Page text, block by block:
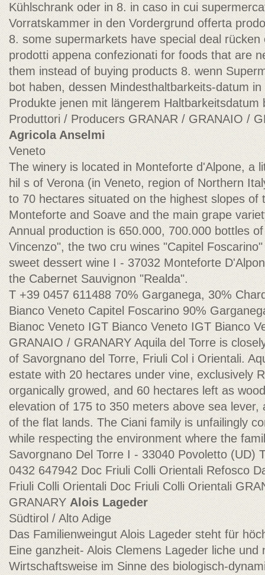
Kühlschrank oder in 8. in caso in cui
Vorratskammer in den Vordergrund offerta
8. some supermarkets have special deal
prodotti appena confezionati for foods that are
them instead of buying products 8. wenn
bot haben, dessen Mindesthaltbarkeits-datum
Produkte jenen mit längerem Haltbarkeitsdatum
Produttori / Producers GRANAR / GRANAIO /
Agricola Anselmi
Veneto
The winery is located in Monteforte d'Alpone, a
hil s of Verona (in Veneto, region of Northern
to 70 hectares situated on the highest slopes of
Monteforte and Soave and the main grape
Annual production is 650.000, 700.000 bottles
Vincenzo", the two cru wines "Capitel
sweet dessert wine I - 37032 Monteforte
the Cabernet Sauvignon "Realda".
T +39 0457 611488 70% Garganega, 30%
Bianco Veneto Capitel Foscarino 90%
Bianoc Veneto IGT Bianco Veneto IGT Bianco
GRANAIO / GRANARY Aquila del Torre is
of Savorgnano del Torre, Friuli Col i Orientali.
estate with 20 hectares under vine, exclusively
organically growed, and 60 hectares left as
elevation of 175 to 350 meters above sea lever,
of the flat lands. The Ciani family is unfailingly
while respecting the environment where the
Savorgnano Del Torre I - 33040 Povoletto (UD)
0432 647942 Doc Friuli Colli Orientali Refosco
Friuli Colli Orientali Doc Friuli Colli Orientali
GRANARY Alois Lageder
Südtirol / Alto Adige
Das Familienweingut Alois Lageder steht für
Eine ganzheit- Alois Clemens Lageder liche und
Wirtschaftsweise im Sinne des biologisch-